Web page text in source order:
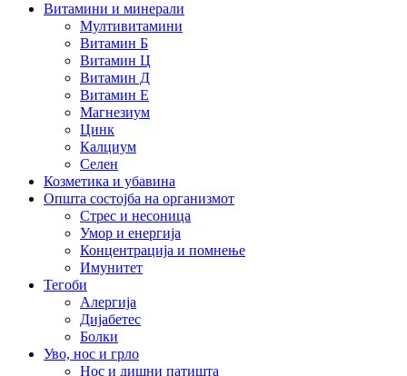
Витамини и минерали
Мултивитамини
Витамин Б
Витамин Ц
Витамин Д
Витамин Е
Магнезиум
Цинк
Калциум
Селен
Козметика и убавина
Општа состојба на организмот
Стрес и несоница
Умор и енергија
Концентрација и помнење
Имунитет
Тегоби
Алергија
Дијабетес
Болки
Уво, нос и грло
Нос и дишни патишта